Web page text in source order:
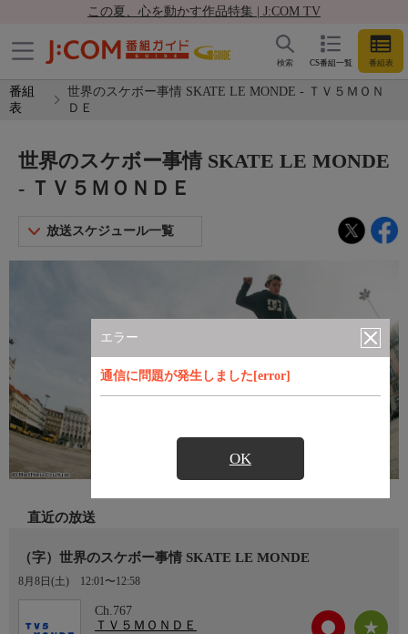
この夏、心を動かす作品特集 | J:COM TV
CS番組一覧 番組表
検索
番組
表
世界のスケボー事情 SKATE LE MONDE - ＴＶ５ＭＯＮ
ＤＥ
エラー
通信に問題が発生しました[error]
OK
世界のスケボー事情 SKATE LE MONDE
- ＴＶ５ＭＯＮＤＥ
放送スケジュール一覧
直近の放送
（字）世界のスケボー事情 SKATE LE MONDE
8月8日(土) 12:01〜12:58
Ch.767
ＴＶ５ＭＯＮＤＥ